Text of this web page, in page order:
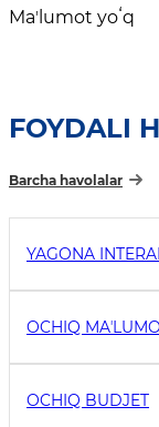
Maʼlumot yoʻq
FOYDALI
Barcha havolalar
YAGONA
OCHIQ
OCHIQ BUDJET